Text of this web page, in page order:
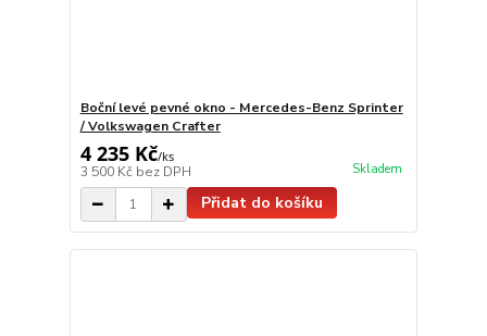
Boční levé pevné okno - Mercedes-Benz Sprinter
/ Volkswagen Crafter
4 235 Kč/ks
3 500 Kč bez DPH Skladem
Přidat do košíku